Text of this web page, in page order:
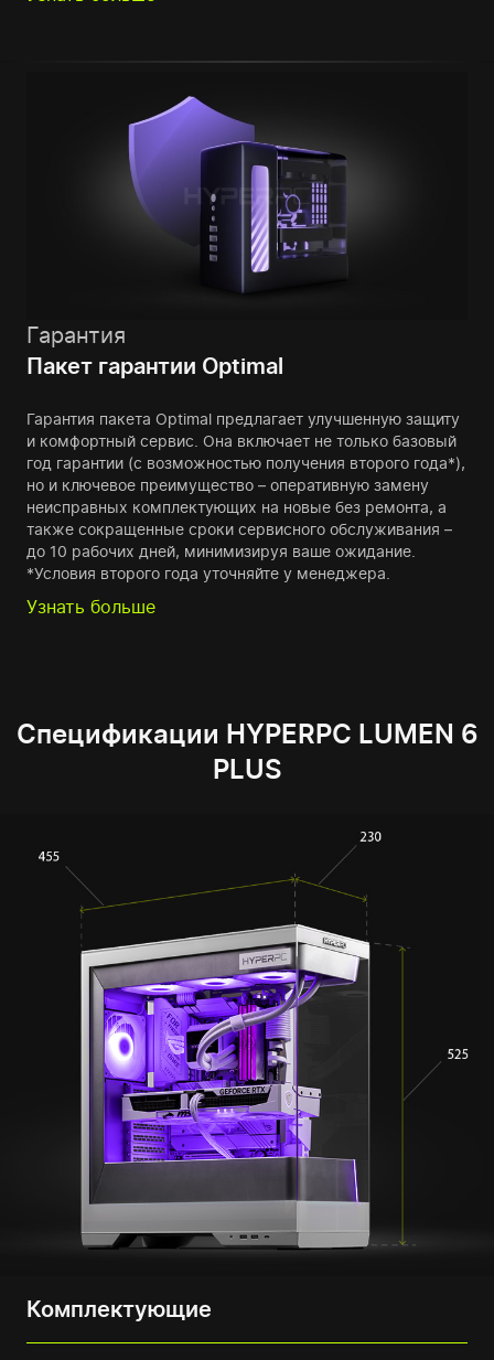
Гарантия
Пакет гарантии Optimal
Гарантия пакета Optimal предлагает улучшенную защиту
и комфортный сервис. Она включает не только базовый
год гарантии (с возможностью получения второго года*),
но и ключевое преимущество – оперативную замену
неисправных комплектующих на новые без ремонта, а
также сокращенные сроки сервисного обслуживания –
до 10 рабочих дней, минимизируя ваше ожидание.
*Условия второго года уточняйте у менеджера.
Узнать больше
Спецификации HYPERPC LUMEN 6
PLUS
Комплектующие